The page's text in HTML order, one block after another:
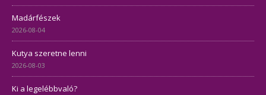
Madárfészek
2026-08-04
Kutya szeretne lenni
2026-08-03
Ki a legelébbvaló?